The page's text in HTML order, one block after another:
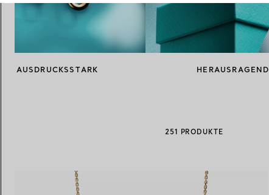
Eheringe für Damen Eheringe für Herren
AUSDRUCKSSTARK HERAUSRAGEND
251 PRODUKTE